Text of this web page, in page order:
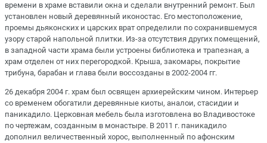
времени в храме вставили окна и сделали внутренний ремонт. Был
установлен новый деревянный иконостас. Его местоположение,
проемы дьяконских и царских врат определили по сохранившемуся
узору старой напольной плитки. Из-за отсутствия других помещений,
в западной части храма были устроены библиотека и трапезная, а
храм отделен от них перегородкой. Крыша, закомары, покрытие
трибуна, барабан и глава были воссозданы в 2002-2004 гг.
26 декабря 2004 г. храм был освящен архиерейским чином. Интерьер
со временем обогатили деревянные киоты, аналои, стасидии и
паникадило. Церковная мебель была изготовлена во Владивостоке
по чертежам, созданным в монастыре. В 2011 г. паникадило
дополнил величественный хорос, выполненный по афонским